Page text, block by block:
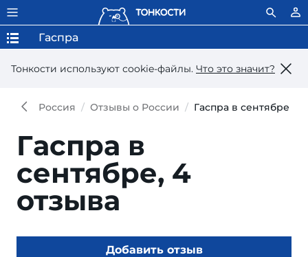
Тонкости используют сookie-файлы. Что это значит?
Гаспра
Россия Отзывы о России Гаспра в сентябре
Гаспра в
сентябре, 4
отзыва
Добавить отзыв